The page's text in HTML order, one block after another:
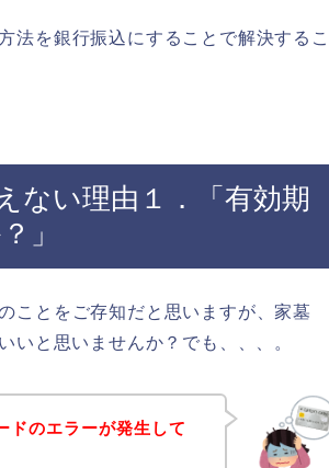
法を銀行振込にすることで解決するこ
ない理由１．「有効期
」
ことをご存知だと思いますが、家墓
いと思いませんか？でも、、、。
ドのエラーが発生して